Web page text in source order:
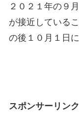
２０２１年の９
が接近している
の後１０月１日
スポンサーリンク